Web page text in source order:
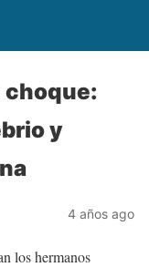
choque:
y
4 años ago
los hermanos